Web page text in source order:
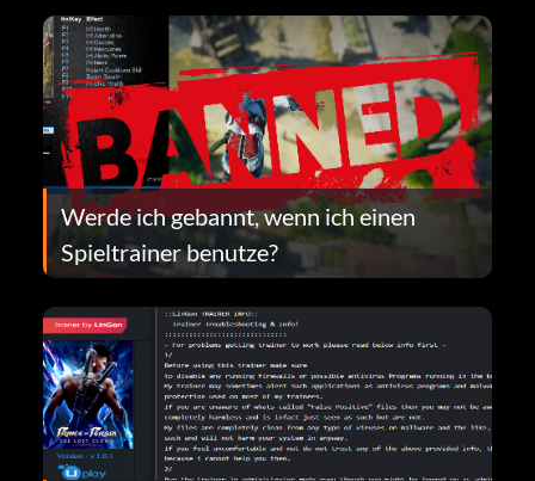
Werde ich gebannt, wenn ich einen
Spieltrainer benutze?